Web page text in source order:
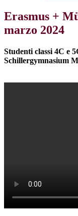
Erasmus +
marzo 2024
Studenti classi 4C e
Schillergymnasium M